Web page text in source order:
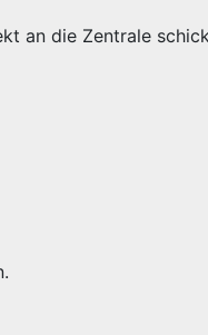
an die Zentrale